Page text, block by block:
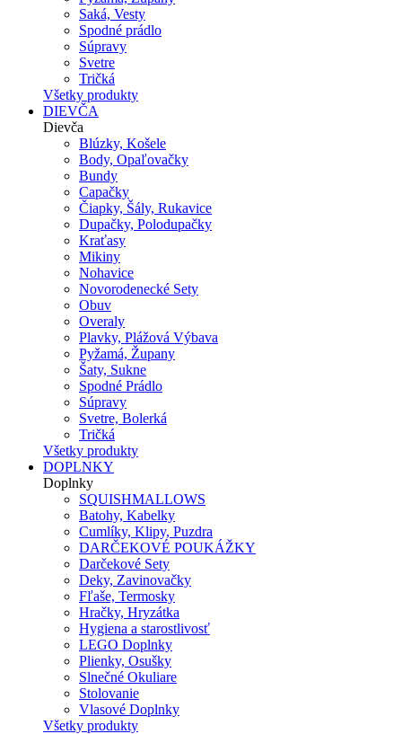
Saká, Vesty
Spodné prádlo
Súpravy
Svetre
Tričká
Všetky produkty
DIEVČA
Dievča
Blúzky, Košele
Body, Opaľovačky
Bundy
Capačky
Čiapky, Šály, Rukavice
Dupačky, Polodupačky
Kraťasy
Mikiny
Nohavice
Novorodenecké Sety
Obuv
Overaly
Plavky, Plážová Výbava
Pyžamá, Župany
Šaty, Sukne
Spodné Prádlo
Súpravy
Svetre, Bolerká
Tričká
Všetky produkty
DOPLNKY
Doplnky
SQUISHMALLOWS
Batohy, Kabelky
Cumlíky, Klipy, Puzdra
DARČEKOVÉ POUKÁŽKY
Darčekové Sety
Deky, Zavinovačky
Fľaše, Termosky
Hračky, Hryzátka
Hygiena a starostlivosť
LEGO Doplnky
Plienky, Osušky
Slnečné Okuliare
Stolovanie
Vlasové Doplnky
Všetky produkty